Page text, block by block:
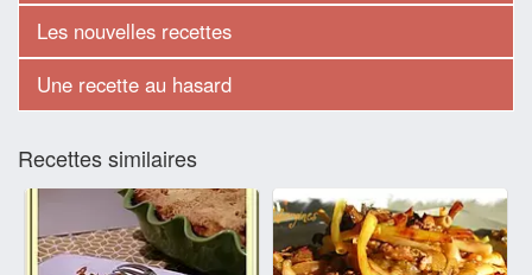
Les nouvelles recettes
Une recette au hasard
Recettes similaires